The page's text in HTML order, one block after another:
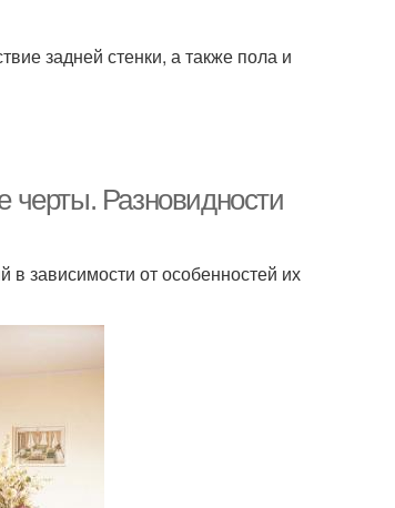
задней стенки, а также пола и
черты. Разновидности
в зависимости от особенностей их